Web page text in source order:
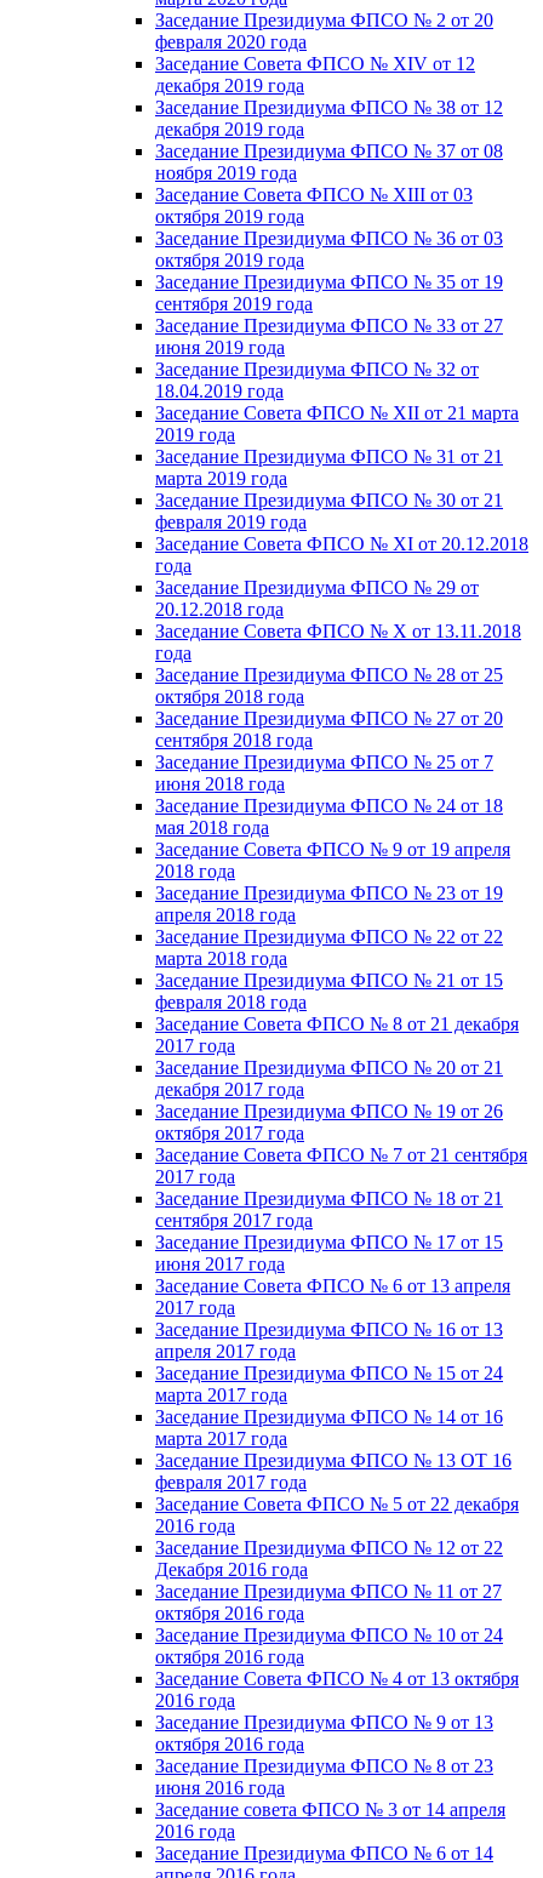
Заседание Президиума ФПСО № 2 от 20
февраля 2020 года
Заседание Совета ФПСО № XIV от 12
декабря 2019 года
Заседание Президиума ФПСО № 38 от 12
декабря 2019 года
Заседание Президиума ФПСО № 37 от 08
ноября 2019 года
Заседание Совета ФПСО № XIII от 03
октября 2019 года
Заседание Президиума ФПСО № 36 от 03
октября 2019 года
Заседание Президиума ФПСО № 35 от 19
сентября 2019 года
Заседание Президиума ФПСО № 33 от 27
июня 2019 года
Заседание Президиума ФПСО № 32 от
18.04.2019 года
Заседание Совета ФПСО № XII от 21 марта
2019 года
Заседание Президиума ФПСО № 31 от 21
марта 2019 года
Заседание Президиума ФПСО № 30 от 21
февраля 2019 года
Заседание Совета ФПСО № XI от 20.12.2018
года
Заседание Президиума ФПСО № 29 от
20.12.2018 года
Заседание Совета ФПСО № X от 13.11.2018
года
Заседание Президиума ФПСО № 28 от 25
октября 2018 года
Заседание Президиума ФПСО № 27 от 20
сентября 2018 года
Заседание Президиума ФПСО № 25 от 7
июня 2018 года
Заседание Президиума ФПСО № 24 от 18
мая 2018 года
Заседание Совета ФПСО № 9 от 19 апреля
2018 года
Заседание Президиума ФПСО № 23 от 19
апреля 2018 года
Заседание Президиума ФПСО № 22 от 22
марта 2018 года
Заседание Президиума ФПСО № 21 от 15
февраля 2018 года
Заседание Совета ФПСО № 8 от 21 декабря
2017 года
Заседание Президиума ФПСО № 20 от 21
декабря 2017 года
Заседание Президиума ФПСО № 19 от 26
октября 2017 года
Заседание Совета ФПСО № 7 от 21 сентября
2017 года
Заседание Президиума ФПСО № 18 от 21
сентября 2017 года
Заседание Президиума ФПСО № 17 от 15
июня 2017 года
Заседание Совета ФПСО № 6 от 13 апреля
2017 года
Заседание Президиума ФПСО № 16 от 13
апреля 2017 года
Заседание Президиума ФПСО № 15 от 24
марта 2017 года
Заседание Президиума ФПСО № 14 от 16
марта 2017 года
Заседание Президиума ФПСО № 13 ОТ 16
февраля 2017 года
Заседание Совета ФПСО № 5 от 22 декабря
2016 года
Заседание Президиума ФПСО № 12 от 22
Декабря 2016 года
Заседание Президиума ФПСО № 11 от 27
октября 2016 года
Заседание Президиума ФПСО № 10 от 24
октября 2016 года
Заседание Совета ФПСО № 4 от 13 октября
2016 года
Заседание Президиума ФПСО № 9 от 13
октября 2016 года
Заседание Президиума ФПСО № 8 от 23
июня 2016 года
Заседание совета ФПСО № 3 от 14 апреля
2016 года
Заседание Президиума ФПСО № 6 от 14